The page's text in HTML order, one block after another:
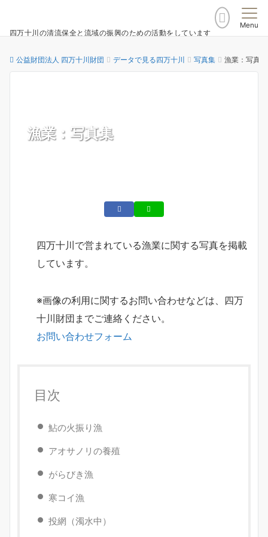
四万十川の清流保全と流域の振興のための活動をしています
Menu
公益財団法人 四万十川財団 データで見る四万十川 写真集 漁業：写真集
漁業：写真集
四万十川で営まれている漁業に関する写真を掲載
しています。
※画像の利用に関するお問い合わせなどは、四万
十川財団までご連絡ください。
お問い合わせフォーム
目次
鮎の火振り漁
アオサノリの養殖
がらびき漁
寒コイ漁
投網（濁水中）